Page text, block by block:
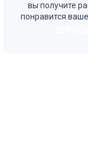
вы получите
понравится